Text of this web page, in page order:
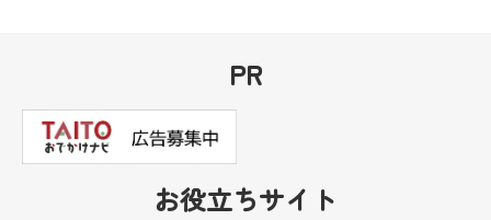
PR
お役立ちサイト